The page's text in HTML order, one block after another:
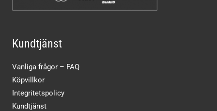
Kundtjänst
Vanliga frågor – FAQ
Köpvillkor
Integritetspolicy
Kundtjänst